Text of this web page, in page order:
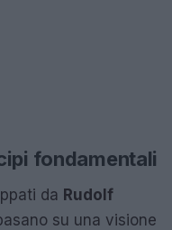
fondamentali
da Rudolf
su una visione